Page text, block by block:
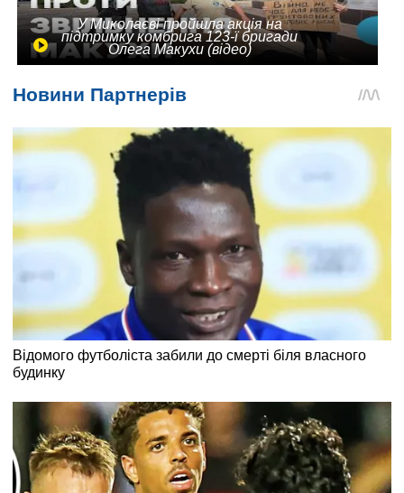
У Миколаєві пройшла акція на
підтримку комбрига 123-ї бригади
Олега Макухи (відео)